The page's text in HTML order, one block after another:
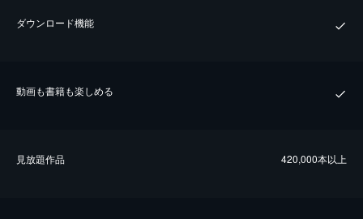
ダウンロード機能
動画も書籍も楽しめる
⾒放題作品 420,000本以上